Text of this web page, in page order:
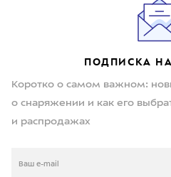
ПОДПИСКА
Коротко о самом важном:
о снаряжении и как его
и распродажах